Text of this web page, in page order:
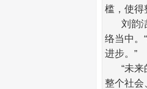
槛，使得
刘韵
络当中。 “
进步。 ”
“未来
整个社会